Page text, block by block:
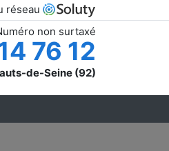
réseau
non surtaxé
76 12
de-Seine (92)